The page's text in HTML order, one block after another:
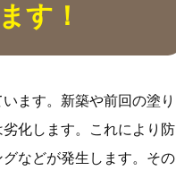
す！
ます。新築や前回の塗り
化します。これにより防
などが発生します。その